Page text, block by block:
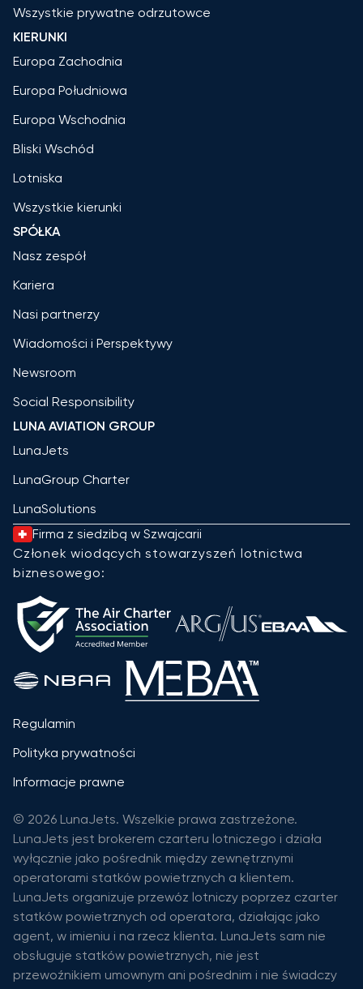
Wszystkie prywatne odrzutowce
KIERUNKI
Europa Zachodnia
Europa Południowa
Europa Wschodnia
Bliski Wschód
Lotniska
Wszystkie kierunki
SPÓŁKA
Nasz zespół
Kariera
Nasi partnerzy
Wiadomości i Perspektywy
Newsroom
Social Responsibility
LUNA AVIATION GROUP
LunaJets
LunaGroup Charter
LunaSolutions
Firma z siedzibą w Szwajcarii
Członek wiodących stowarzyszeń lotnictwa
biznesowego:
Regulamin
Polityka prywatności
Informacje prawne
© 2026 LunaJets. Wszelkie prawa zastrzeżone.
LunaJets jest brokerem czarteru lotniczego i działa
wyłącznie jako pośrednik między zewnętrznymi
operatorami statków powietrznych a klientem.
LunaJets organizuje przewóz lotniczy poprzez czarter
statków powietrznych od operatora, działając jako
agent, w imieniu i na rzecz klienta. LunaJets sam nie
obsługuje statków powietrznych, nie jest
przewoźnikiem umownym ani pośrednim i nie świadczy